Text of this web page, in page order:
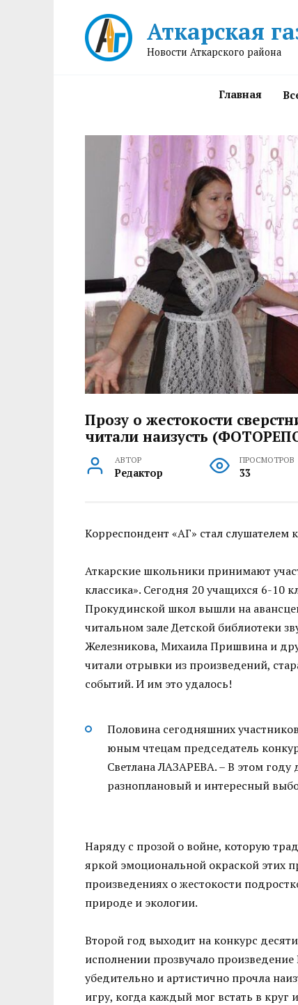
Аткарская
Новости Аткарского района
Главная
Прозу о жестокости
читали наизусть
АВТОР
Редактор
ПРОСМОТРОВ
33
Корреспондент «АГ» стал слушателем
Аткарские школьники принимают
классика». Сегодня 20 учащихся 6-10
Прокудинской школ вышли на
читальном зале Детской библиотеки
Железникова, Михаила Пришвина и
читали отрывки из произведений,
событий. И им это удалось!
Половина сегодняшних
юным чтецам председатель
Светлана ЛАЗАРЕВА. – В этом
разноплановый и интересный
Наряду с прозой о войне, которую
яркой эмоциональной окраской этих
произведениях о жестокости
природе и экологии.
Второй год выходит на конкурс
исполнении прозвучало
убедительно и артистично прочла
игру, когда каждый мог встать в